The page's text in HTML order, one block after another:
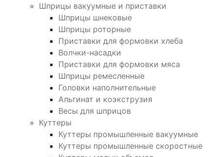
Шприцы вакуумные и приставки
Шприцы шнековые
Шприцы роторные
Приставки для формовки хлеба
Волчки-насадки
Приставки для формовки мяса
Шприцы ремесленные
Головки наполнительные
Альгинат и коэкструзия
Весы для шприцов
Куттеры
Куттеры промышленные вакуумные
Куттеры промышленные скоростные